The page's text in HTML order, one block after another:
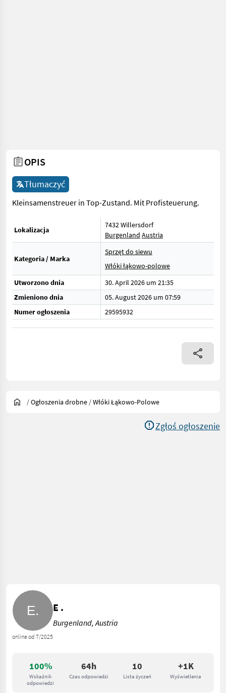
OPIS
Tłumaczyć
Kleinsamenstreuer in Top-Zustand. Mit Profisteuerung.
Lokalizacja
7432 Willersdorf
Burgenland Austria
Kategoria / Marka
Sprzęt do siewu
Włóki łąkowo-polowe
Utworzono dnia
30. April 2026 um 21:35
Zmieniono dnia
05. August 2026 um 07:59
Numer ogłoszenia
29595932
/Ogłoszenia drobne /Włóki Łąkowo-Polowe
Zgłoś ogłoszenie
100%
Wskaźnik
odpowiedzi
64h
Czas odpowiedzi
10
Lista życzeń
+1K
Wyświetlenia
online od 7/2025
E .
Burgenland, Austria